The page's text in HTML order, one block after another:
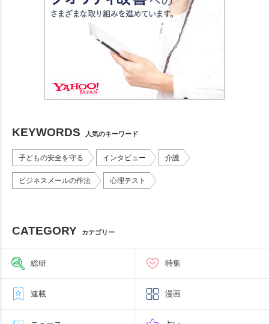
KEYWORDS 人気のキーワード
子どもの安全を守る インタビュー 介護
ビジネスメールの作法 心理テスト
CATEGORY カテゴリー
総研 特集
連載 漫画